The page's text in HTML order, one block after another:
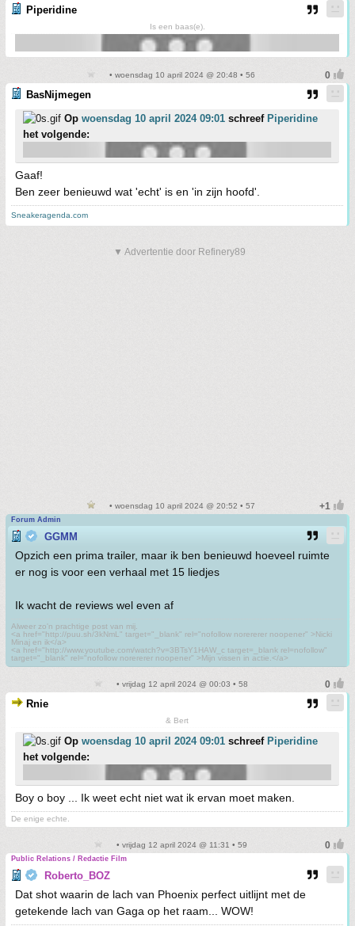
Piperidine
Is een baas(e).
• woensdag 10 april 2024 @ 20:48 • 56
BasNijmegen
Op woensdag 10 april 2024 09:01 schreef Piperidine
het volgende:
Gaaf!
Ben zeer benieuwd wat 'echt' is en 'in zijn hoofd'.
Sneakeragenda.com
▼ Advertentie door Refinery89
• woensdag 10 april 2024 @ 20:52 • 57
Forum Admin
GGMM
Opzich een prima trailer, maar ik ben benieuwd hoeveel ruimte
er nog is voor een verhaal met 15 liedjes
Ik wacht de reviews wel even af
Alweer zo'n prachtige post van mij.
<a href="http://puu.sh/3kNmL" target="_blank" rel="nofollow norererer noopener" >Nicki
Minaj en ik</a>
<a href="http://www.youtube.com/watch?v=3BTsY1HAW_c target=_blank rel=nofollow"
target="_blank" rel="nofollow norererer noopener" >Mijn vissen in actie.</a>
• vrijdag 12 april 2024 @ 00:03 • 58
Rnie
& Bert
Op woensdag 10 april 2024 09:01 schreef Piperidine
het volgende:
Boy o boy ... Ik weet echt niet wat ik ervan moet maken.
De enige echte.
• vrijdag 12 april 2024 @ 11:31 • 59
Public Relations / Redactie Film
Roberto_BOZ
Dat shot waarin de lach van Phoenix perfect uitlijnt met de
getekende lach van Gaga op het raam... WOW!